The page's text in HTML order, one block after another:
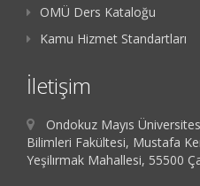
OMÜ Ders Kataloğu
Kamu Hizmet Standartları
İletişim
Ondokuz Mayıs
Bilimleri Fakültesi, Mustafa
Yeşilırmak Mahallesi, 55500